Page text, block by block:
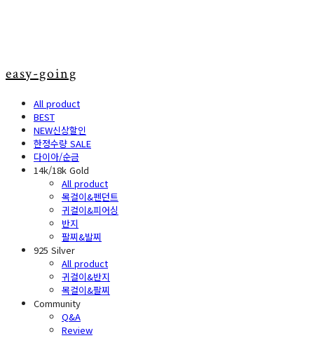
easy-going
All product
BEST
NEW신상할인
한정수량 SALE
다이아/순금
14k/18k Gold
All product
목걸이&펜던트
귀걸이&피어싱
반지
팔찌&발찌
925 Silver
All product
귀걸이&반지
목걸이&팔찌
Community
Q&A
Review